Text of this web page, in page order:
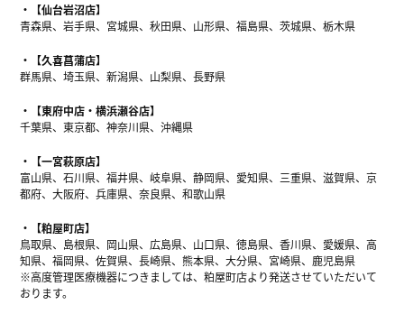
【仙台岩沼店】
青森県、岩手県、宮城県、秋田県、山形県、福島県、茨城県、栃木県
【久喜菖蒲店】
群馬県、埼玉県、新潟県、山梨県、長野県
【東府中店・横浜瀬谷店】
千葉県、東京都、神奈川県、沖縄県
【一宮萩原店】
富山県、石川県、福井県、岐阜県、静岡県、愛知県、三重県、滋賀県、京
都府、大阪府、兵庫県、奈良県、和歌山県
【粕屋町店】
鳥取県、島根県、岡山県、広島県、山口県、徳島県、香川県、愛媛県、高
知県、福岡県、佐賀県、長崎県、熊本県、大分県、宮崎県、鹿児島県
※高度管理医療機器につきましては、粕屋町店より発送させていただいて
おります。